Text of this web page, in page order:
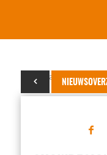
11 januari 2020